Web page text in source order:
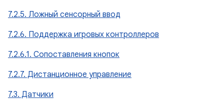
7.2.5. Ложный сенсорный ввод
7.2.6. Поддержка игровых контроллеров
7.2.6.1. Сопоставления кнопок
7.2.7. Дистанционное управление
7.3. Датчики